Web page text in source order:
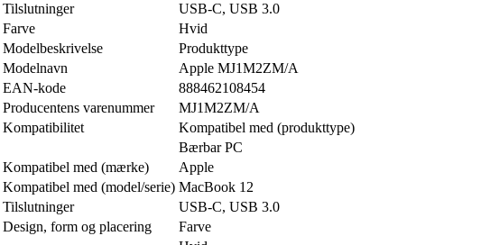
Tilslutninger
USB-C, USB 3.0
Farve
Hvid
Modelbeskrivelse
Produkttype
Modelnavn
Apple MJ1M2ZM/A
EAN-kode
888462108454
Producentens varenummer
MJ1M2ZM/A
Kompatibilitet
Kompatibel med (produkttype)
Bærbar PC
Kompatibel med (mærke)
Apple
Kompatibel med (model/serie) MacBook 12
Tilslutninger
USB-C, USB 3.0
Design, form og placering
Farve